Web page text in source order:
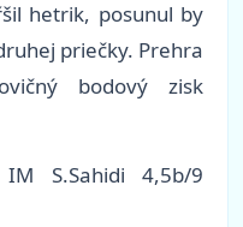
hetrik, posunul by
priečky. Prehra
bodový zisk
S.Sahidi 4,5b/9